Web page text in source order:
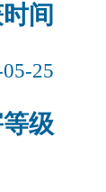
间
25
级